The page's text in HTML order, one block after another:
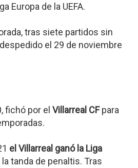
Europa de la UEFA.
tras siete partidos sin
el 29 de noviembre
fichó por el Villarreal CFpara
el Villarreal ganó la Liga
tanda de penaltis. Tras